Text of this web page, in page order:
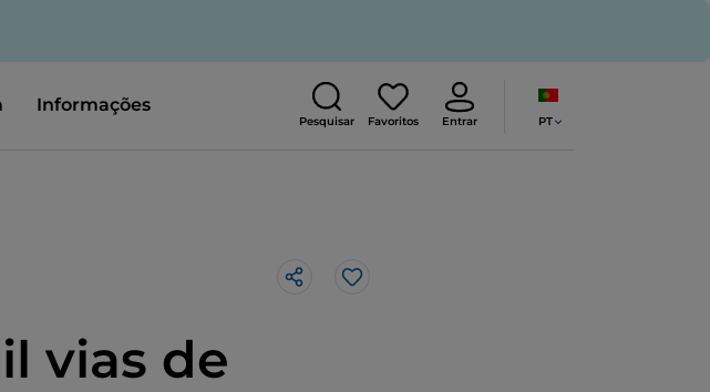
Informações
Pesquisar Favoritos Entrar PT
vias de
Gosto